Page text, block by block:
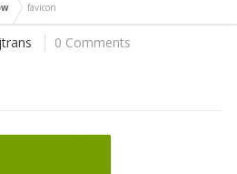
favicon
0 Comments